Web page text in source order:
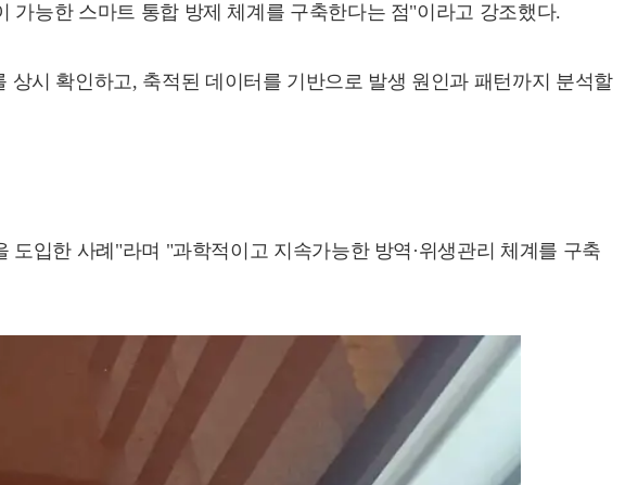
가능한 스마트 통합 방제 체계를 구축한다는 점"이라고 강조했다.
시 확인하고, 축적된 데이터를 기반으로 발생 원인과 패턴까지 분석할
입한 사례"라며 "과학적이고 지속가능한 방역·위생관리 체계를 구축